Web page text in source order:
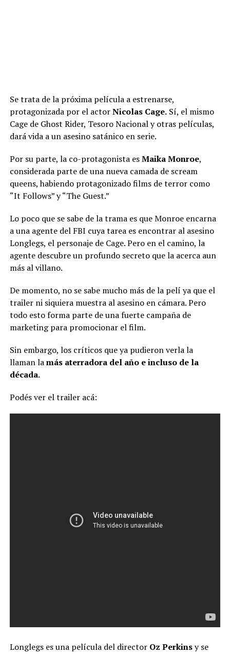
Se trata de la próxima película a estrenarse,
protagonizada por el actorNicolas Cage.Sí, el mismo
Cage de Ghost Rider, Tesoro Nacional y otras películas,
dará vida a un asesino satánico en serie.
Por su parte, la co-protagonista esMaika Monroe,
considerada parte de una nueva camada de scream
queens, habiendo protagonizado films de terror como
“It Follows” y “The Guest.”
Lo poco que se sabe de la trama es que Monroe encarna
a una agente del FBI cuya tarea es encontrar al asesino
Longlegs, el personaje de Cage. Pero en el camino, la
agente descubre un profundo secreto que la acerca aun
más al villano.
De momento, no se sabe mucho más de la pelí ya que el
trailer ni siquiera muestra al asesino en cámara. Pero
todo esto forma parte de una fuerte campaña de
marketing para promocionar el film.
Sin embargo, los críticos que ya pudieron verla la
llaman lamás aterradora del año e incluso de la
década.
Podés ver el trailer acá:
Longlegs es una película del director Oz Perkinsy se